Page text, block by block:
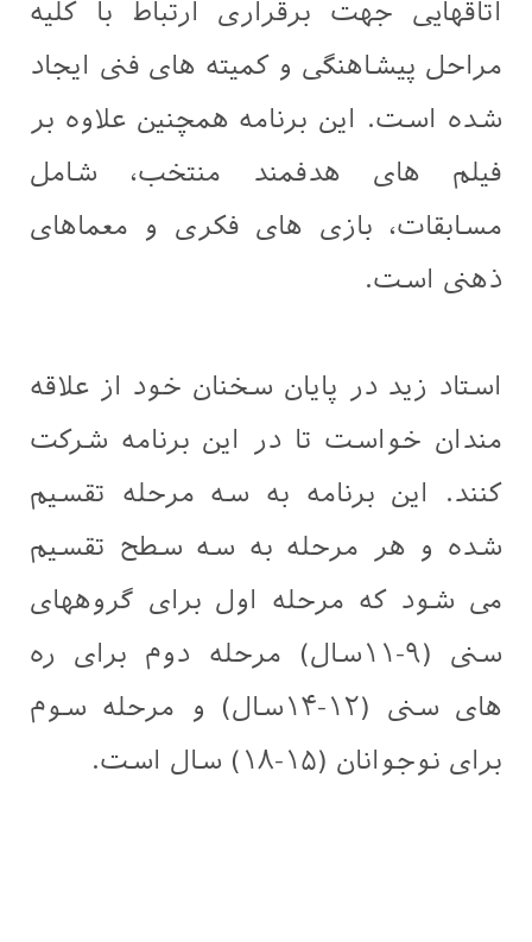
اتاقهایی جهت برقراری ارتباط با کلیه
مراحل پیشاهنگی و کمیته های فنی ایجاد
شده است. این برنامه همچنین علاوه بر
فیلم های هدفمند منتخب، شامل
مسابقات، بازی های فکری و معماهای
ذهنی است.
استاد زید در پایان سخنان خود از علاقه
مندان خواست تا در این برنامه شرکت
کنند. این برنامه به سه مرحله تقسیم
شده و هر مرحله به سه سطح تقسیم
می شود که مرحله اول برای گروههای
سنی (۹-۱۱سال) مرحله دوم برای ره
های سنی (۱۲-۱۴سال) و مرحله سوم
برای نوجوانان (۱۵-۱۸) سال است.